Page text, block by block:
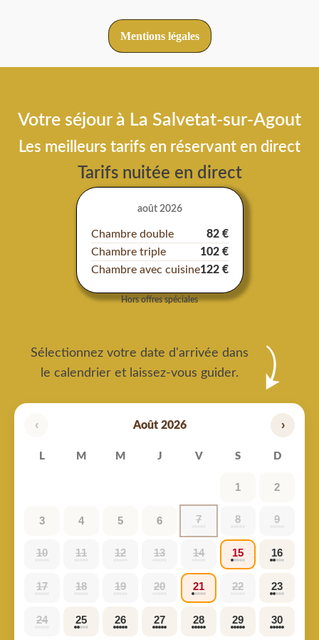
Mentions légales
Votre séjour à La Salvetat-sur-Agout
Les meilleurs tarifs en réservant en direct
Tarifs nuitée en direct
août 2026
Chambre double
82 €
Chambre triple
102 €
Chambre avec cuisine122 €
Hors offres spéciales
Sélectionnez votre date d'arrivée dans
le calendrier et laissez-vous guider.
‹ Août 2026 ›
L M M J V S D
1 2
3 4 5 6 7 8 9
10 11 12 13 14 15 16
17 18 19 20 21 22 23
24 25 26 27 28 29 30